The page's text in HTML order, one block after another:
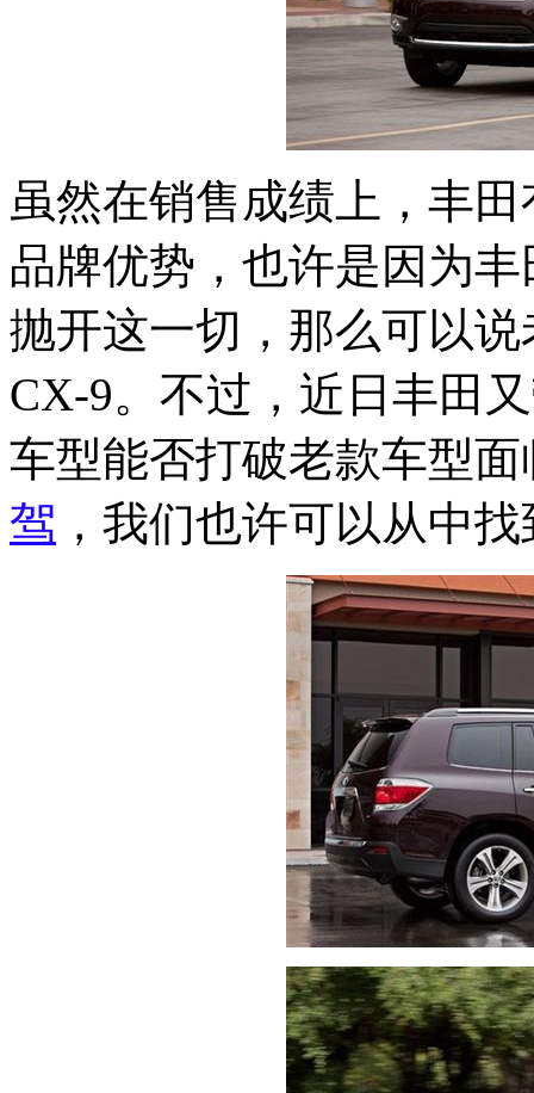
虽然在销售成绩上，丰
品牌优势，也许是因为
抛开这一切，那么可以
CX-9。不过，近日丰田
车型能否打破老款车型
驾 ，我们也许可以从中